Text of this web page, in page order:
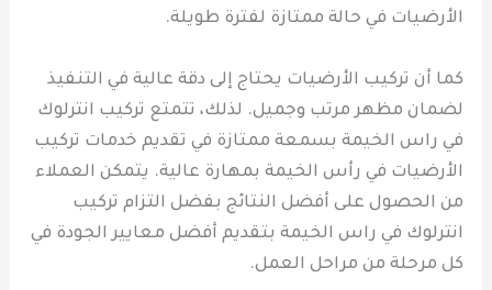
الأرضيات في حالة ممتازة لفترة طويلة.
كما أن تركيب الأرضيات يحتاج إلى دقة عالية في التنفيذ
لضمان مظهر مرتب وجميل. لذلك، تتمتع تركيب انترلوك
في راس الخيمة بسمعة ممتازة في تقديم خدمات تركيب
الأرضيات في رأس الخيمة بمهارة عالية. يتمكن العملاء
من الحصول على أفضل النتائج بفضل التزام تركيب
انترلوك في راس الخيمة بتقديم أفضل معايير الجودة في
كل مرحلة من مراحل العمل.